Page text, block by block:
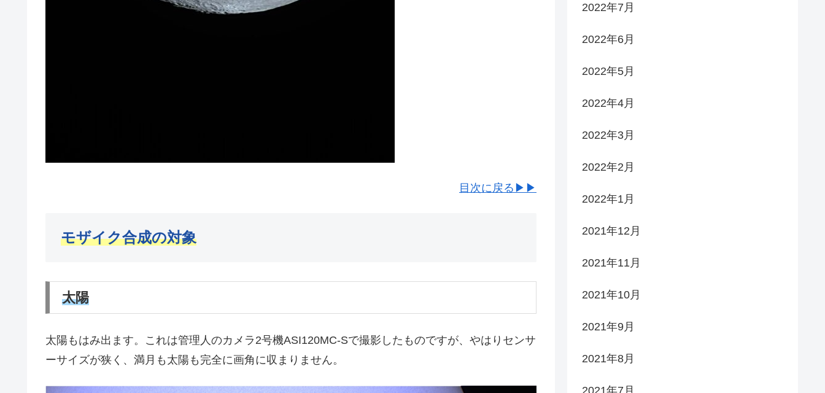
目次に戻る▶▶
モザイク合成の対象
太陽
太陽もはみ出ます。これは管理人のカメラ2号機ASI120MC-Sで撮影したものですが、やはりセンサ
ーサイズが狭く、満月も太陽も完全に画角に収まりません。
2022年7月
2022年6月
2022年5月
2022年4月
2022年3月
2022年2月
2022年1月
2021年12月
2021年11月
2021年10月
2021年9月
2021年8月
2021年7月